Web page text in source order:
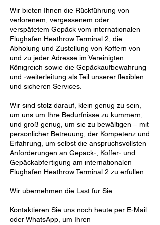
Wir bieten Ihnen die Rückführung von
verlorenem, vergessenem oder
verspätetem Gepäck vom internationalen
Flughafen Heathrow Terminal 2, die
Abholung und Zustellung von Koffern von
und zu jeder Adresse im Vereinigten
Königreich sowie die Gepäckaufbewahrung
und -weiterleitung als Teil unserer flexiblen
und sicheren Services.
Wir sind stolz darauf, klein genug zu sein,
um uns um Ihre Bedürfnisse zu kümmern,
und groß genug, um sie zu bewältigen – mit
persönlicher Betreuung, der Kompetenz und
Erfahrung, um selbst die anspruchsvollsten
Anforderungen an Gepäck-, Koffer- und
Gepäckabfertigung am internationalen
Flughafen Heathrow Terminal 2 zu erfüllen.
Wir übernehmen die Last für Sie.
Kontaktieren Sie uns noch heute per E-Mail
oder WhatsApp, um Ihren